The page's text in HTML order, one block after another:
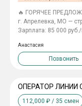
🔥 ГОРЯЧЕЕ
г. Апрелевка, МО —
Зарплата: 85 000
ПРО»: ✅ Официальное
«серых» схем); ✅
Питание 2 раза в
до вахты и обратно —
ЗАДАЧИ: • укладка
УСЛОВИЯ: вахта 60/
Анастасия
Позвонить
ОПЕРАТОР ЛИНИИ
112,000 ₽ / 35 смен